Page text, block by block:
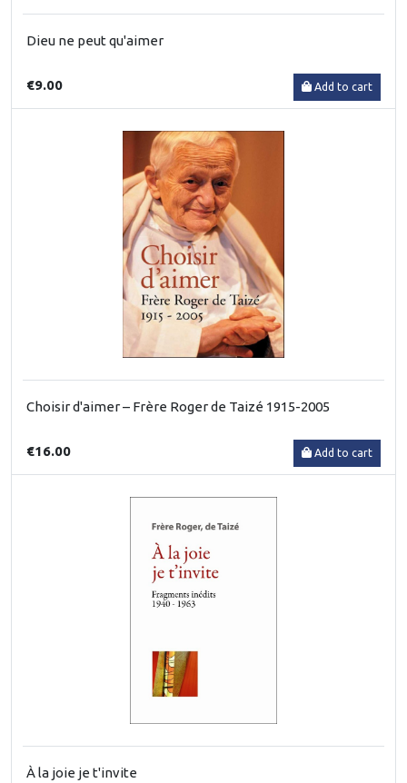
Dieu ne peut qu'aimer
€9.00 Add to cart
Choisir d'aimer – Frère Roger de Taizé 1915-2005
€16.00 Add to cart
À la joie je t'invite